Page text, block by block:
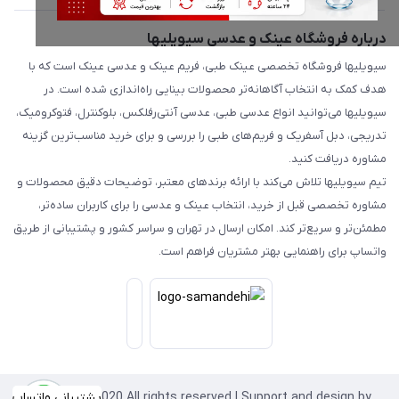
درباره فروشگاه عینک و عدسی سیویلیها
سیویلیها فروشگاه تخصصی عینک طبی، فریم عینک و عدسی عینک است که با
هدف کمک به انتخاب آگاهانه‌تر محصولات بینایی راه‌اندازی شده است. در
سیویلیها می‌توانید انواع عدسی طبی، عدسی آنتی‌رفلکس، بلوکنترل، فتوکرومیک،
تدریجی، دبل آسفریک و فریم‌های طبی را بررسی و برای خرید مناسب‌ترین گزینه
مشاوره دریافت کنید.
تیم سیویلیها تلاش می‌کند با ارائه برندهای معتبر، توضیحات دقیق محصولات و
مشاوره تخصصی قبل از خرید، انتخاب عینک و عدسی را برای کاربران ساده‌تر،
مطمئن‌تر و سریع‌تر کند. امکان ارسال در تهران و سراسر کشور و پشتیبانی از طریق
واتساپ برای راهنمایی بهتر مشتریان فراهم است.